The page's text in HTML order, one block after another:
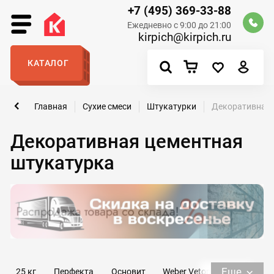
+7 (495) 369-33-88
Ежедневно с 9:00 до 21:00
kirpich@kirpich.ru
КАТАЛОГ
Декоративная цементная
штукатурка
Главная Сухие смеси Штукатурки Декоративная
25 кг Перфекта Основит
Weber Vetonit